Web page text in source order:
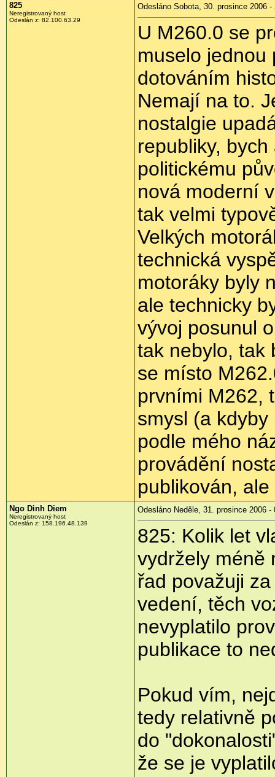
825
Neregistrovaný host
Odeslán z: 82.100.63.29
Odesláno Sobota, 30. prosince 2006 -
U M260.0 se
muselo jednou
dotováním
Nemají na to.
nostalgie
republiky,
politickému
nová moderní
tak velmi
Velkých
technická
motoráky byly
ale technicky
vývoj posunul
tak nebylo, tak
se místo
prvními M262,
smysl (a
podle mého
provádění
publikován,
Ngo Dinh Diem
Neregistrovaný host
Odeslán z: 158.196.48.139
Odesláno Neděle, 31. prosince 2006 -
825: Kolik let
vydržely méně
řad považuji
vedení, těch
nevyplatilo
publikace to
Pokud vím,
tedy relativně
do
že se je